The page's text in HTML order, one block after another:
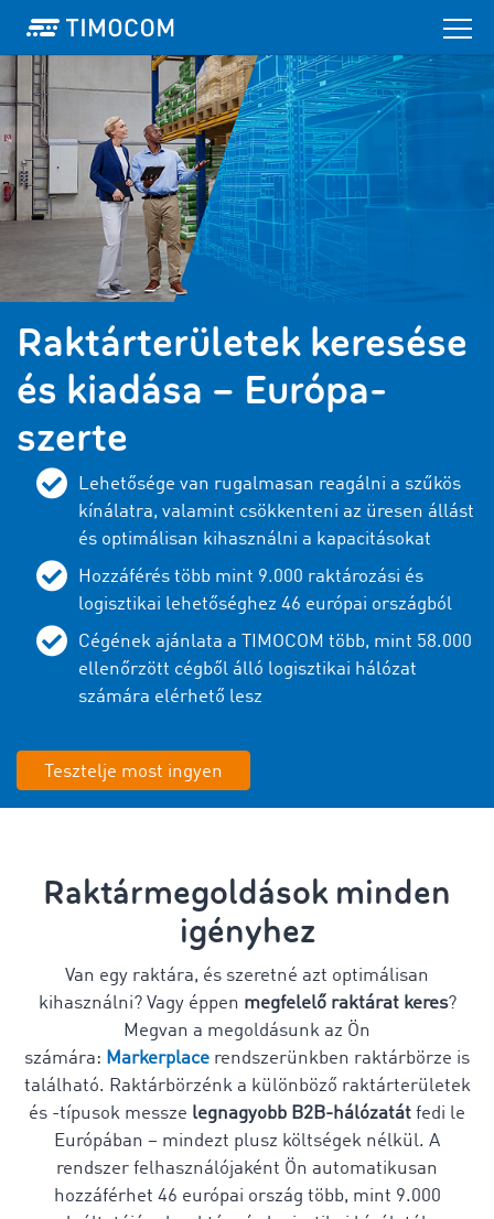
Raktárterületek keresése
és kiadása – Európa-
szerte
Lehetősége van rugalmasan reagálni a szűkös
kínálatra, valamint csökkenteni az üresen állást
és optimálisan kihasználni a kapacitásokat
Hozzáférés több mint 9.000 raktározási és
logisztikai lehetőséghez 46 európai országból
Cégének ajánlata a TIMOCOM több, mint 58.000
ellenőrzött cégből álló logisztikai hálózat
számára elérhető lesz
Tesztelje most ingyen
Raktármegoldások minden
igényhez
Van egy raktára, és szeretné azt optimálisan
kihasználni? Vagy éppen megfelelő raktárat keres?
Megvan a megoldásunk az Ön
számára: Markerplace rendszerünkben raktárbörze is
található. Raktárbörzénk a különböző raktárterületek
és -típusok messze legnagyobb B2B-hálózatát fedi le
Európában – mindezt plusz költségek nélkül. A
rendszer felhasználójaként Ön automatikusan
hozzáférhet 46 európai ország több, mint 9.000